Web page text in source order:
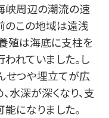
峡周辺の潮流の速
のこの地域は遠浅
殖は海底に支柱を
れていました。し
せつや埋立てが広
水深が深くなり、支
になりました。